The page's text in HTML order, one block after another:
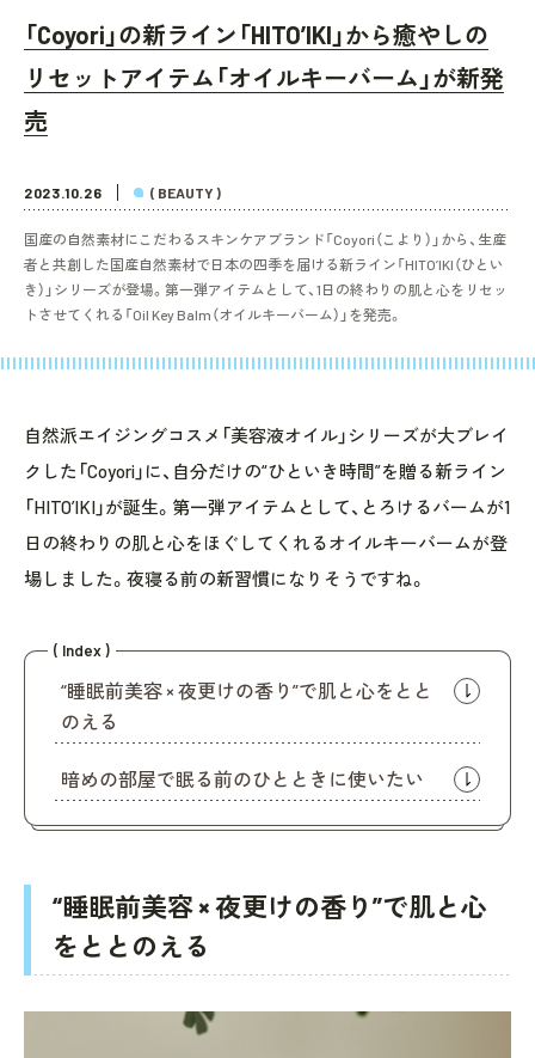
「Coyori」の新ライン「HITO’IKI」から癒やしの
リセットアイテム「オイルキーバーム」が新発
売
2023.10.26 ( BEAUTY )
国産の自然素材にこだわるスキンケアブランド「Coyori（こより）」から、生産
者と共創した国産自然素材で日本の四季を届ける新ライン「HITO’IKI（ひとい
き）」シリーズが登場。第一弾アイテムとして、1日の終わりの肌と心をリセッ
トさせてくれる「Oil Key Balm（オイルキーバーム）」を発売。
自然派エイジングコスメ「美容液オイル」シリーズが大ブレイ
クした「Coyori」に、自分だけの“ひといき時間”を贈る新ライン
「HITO’IKI」が誕生。第一弾アイテムとして、とろけるバームが1
日の終わりの肌と心をほぐしてくれるオイルキーバームが登
場しました。夜寝る前の新習慣になりそうですね。
( Index )
“睡眠前美容 × 夜更けの香り”で肌と心をとと
のえる
暗めの部屋で眠る前のひとときに使いたい
“睡眠前美容 × 夜更けの香り”で肌と心
をととのえる